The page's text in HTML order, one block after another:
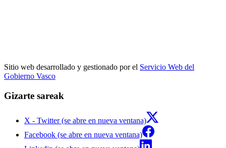
Sitio web desarrollado y gestionado por el Servicio Web del
Gobierno Vasco
Gizarte sareak
X - Twitter (se abre en nueva ventana)
Facebook (se abre en nueva ventana)